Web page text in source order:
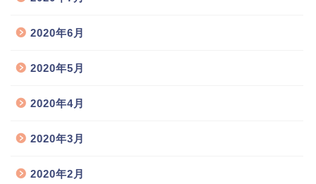
2020年6月
2020年5月
2020年4月
2020年3月
2020年2月